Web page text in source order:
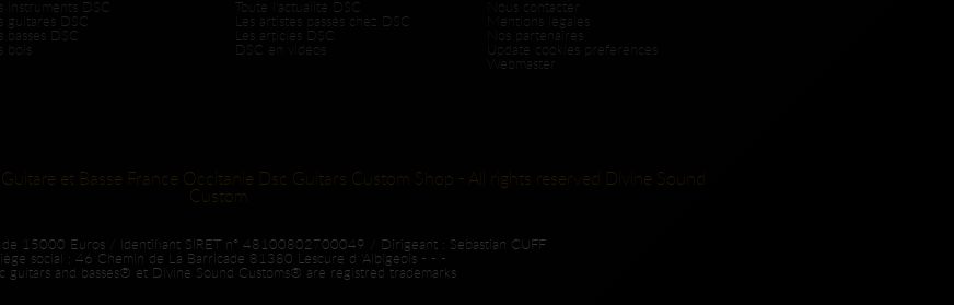
instruments DSC
guitares DSC
basses DSC
bois
Toute l'actualité DSC
Les artistes passés chez DSC
Les articles DSC
DSC en vidéos
Nous contacter
Mentions légales
Nos partenaires
Update cookies preferences
Webmaster
et Basse France Occitanie Dsc Guitars Custom Shop - All rights reserved Divine Sound
Custom
de 15000 Euros / Identifiant SIRET n° 48100802700049 / Dirigeant : Sebastian CUFF
social : 46 Chemin de La Barricade 81380 Lescure d 'Albigeois - - -
guitars and basses® et Divine Sound Customs® are registred trademarks